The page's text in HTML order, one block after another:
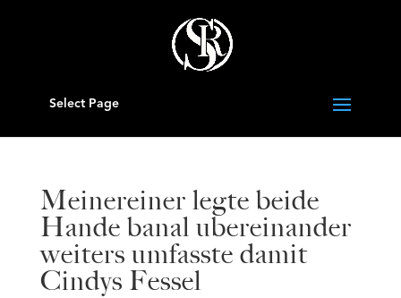
Select Page
Meinereiner legte beide
Hande banal ubereinander
weiters umfasste damit
Cindys Fessel